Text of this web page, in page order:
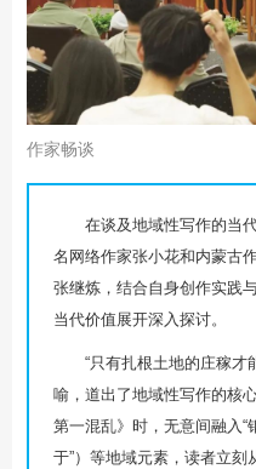
作家畅谈
在谈及地域性写作的当
名网络作家张小花和内蒙古
张继炼，结合自身创作实践
当代价值展开深入探讨。
“只有扎根土地的庄稼才
喻，道出了地域性写作的核
第一混乱》时，无意间融入“
于”）等地域元素，读者立刻